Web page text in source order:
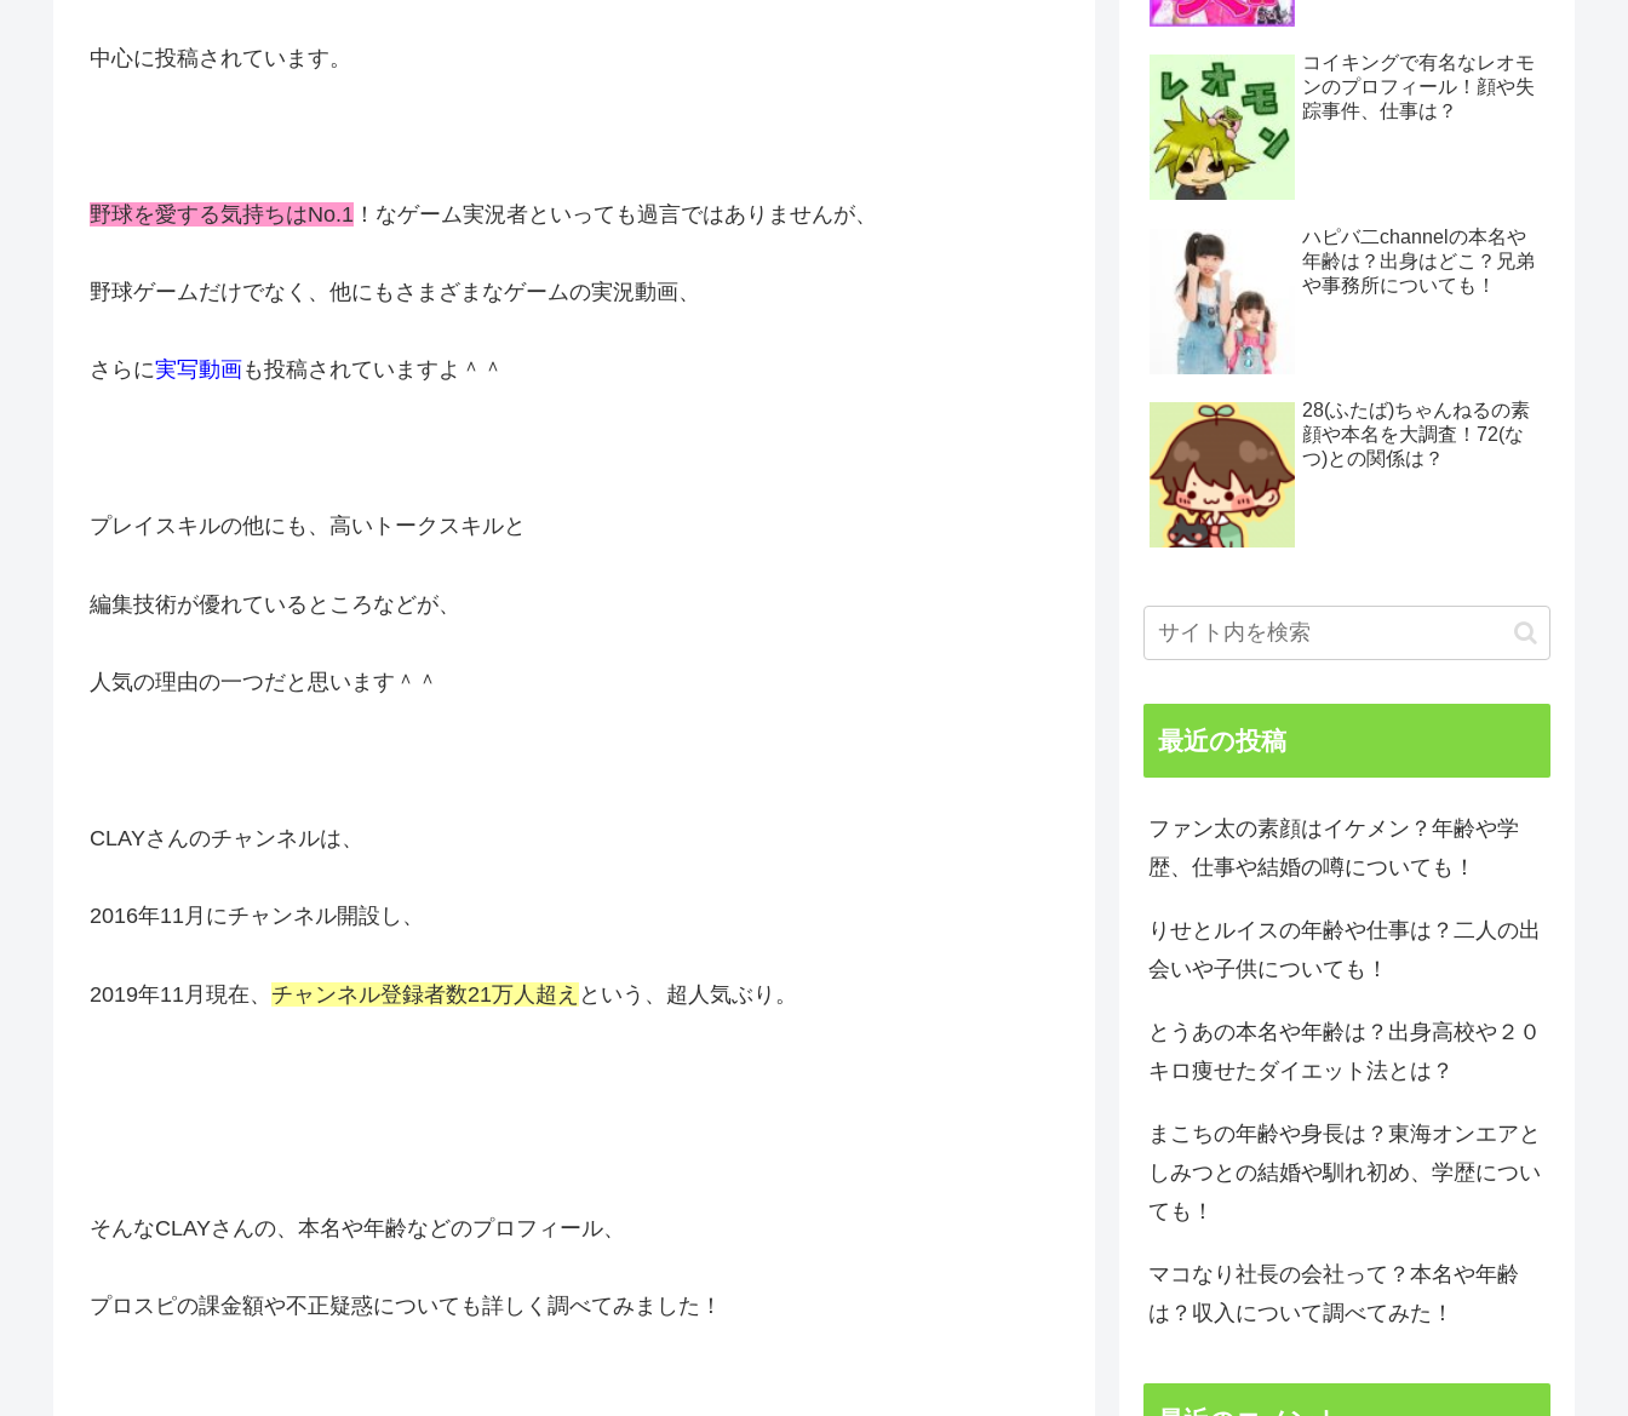
中心に投稿されています。
野球を愛する気持ちはNo.1 ！なゲーム実況者といっても過言ではありませんが、
野球ゲームだけでなく、他にもさまざまなゲームの実況動画、
さらに実写動画も投稿されていますよ＾＾
プレイスキルの他にも、高いトークスキルと
編集技術が優れているところなどが、
人気の理由の一つだと思います＾＾
CLAYさんのチャンネルは、
2016年11月にチャンネル開設し、
2019年11月現在、 チャンネル登録者数21万人超え という、超人気ぶり。
そんなCLAYさんの、本名や年齢などのプロフィール、
プロスピの課金額や不正疑惑についても詳しく調べてみました！
コイキングで有名なレオモ
ンのプロフィール！顔や失
踪事件、仕事は？
ハピバ二channelの本名や
年齢は？出身はどこ？兄弟
や事務所についても！
28(ふたば)ちゃんねるの素
顔や本名を大調査！72(な
つ)との関係は？
最近の投稿
ファン太の素顔はイケメン？年齢や学
歴、仕事や結婚の噂についても！
りせとルイスの年齢や仕事は？二人の出
会いや子供についても！
とうあの本名や年齢は？出身高校や２０
キロ痩せたダイエット法とは？
まこちの年齢や身長は？東海オンエアと
しみつとの結婚や馴れ初め、学歴につい
ても！
マコなり社長の会社って？本名や年齢
は？収入について調べてみた！